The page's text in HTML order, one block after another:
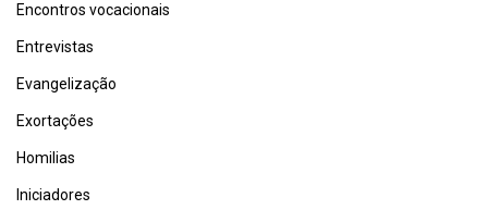
Encontros vocacionais
Entrevistas
Evangelização
Exortações
Homilias
Iniciadores